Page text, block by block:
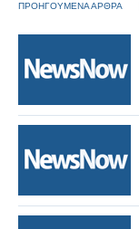
ΠΡΟΗΓΟΥΜΕΝΑ ΑΡΘΡΑ